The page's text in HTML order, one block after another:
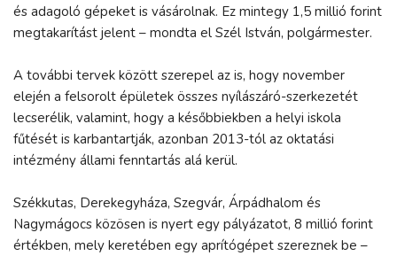
és adagoló gépeket is vásárolnak. Ez mintegy 1,5 millió forint
megtakarítást jelent – mondta el Szél István, polgármester.
A további tervek között szerepel az is, hogy november
elején a felsorolt épületek összes nyílászáró-szerkezetét
lecserélik, valamint, hogy a későbbiekben a helyi iskola
fűtését is karbantartják, azonban 2013-tól az oktatási
intézmény állami fenntartás alá kerül.
Székkutas, Derekegyháza, Szegvár, Árpádhalom és
Nagymágocs közösen is nyert egy pályázatot, 8 millió forint
értékben, mely keretében egy aprítógépet szereznek be –